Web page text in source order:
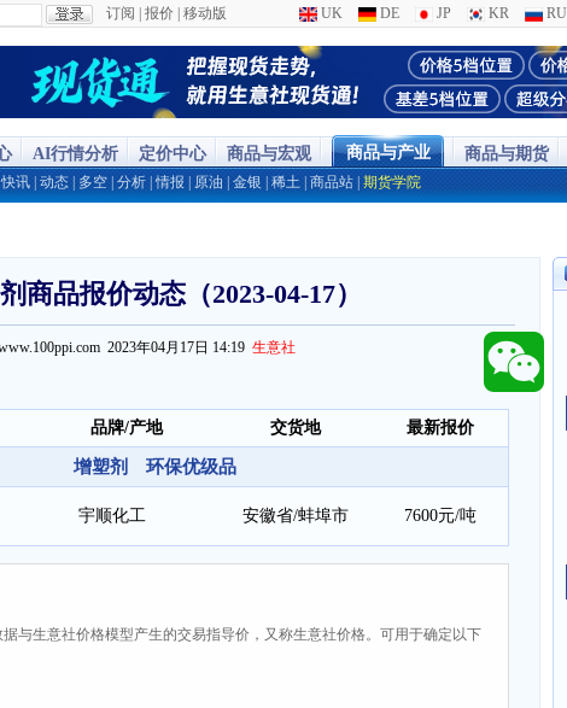
订阅 报价 移动版 UK DE JP KR RU
AI行情分析 定价中心 商品与宏观 商品与产业 商品与期货
|快讯 动态 多空 分析 |情报 原油 金银 稀土 商品站 期货学院
商品报价动态（2023-04-17）
2023年04月17日 14:19 生意社
品牌/产地 交货地 最新报价
增塑剂 环保优级品
宇顺化工 安徽省/蚌埠市 7600元/吨
与生意社价格模型产生的交易指导价，又称生意社价格。可用于确定以下